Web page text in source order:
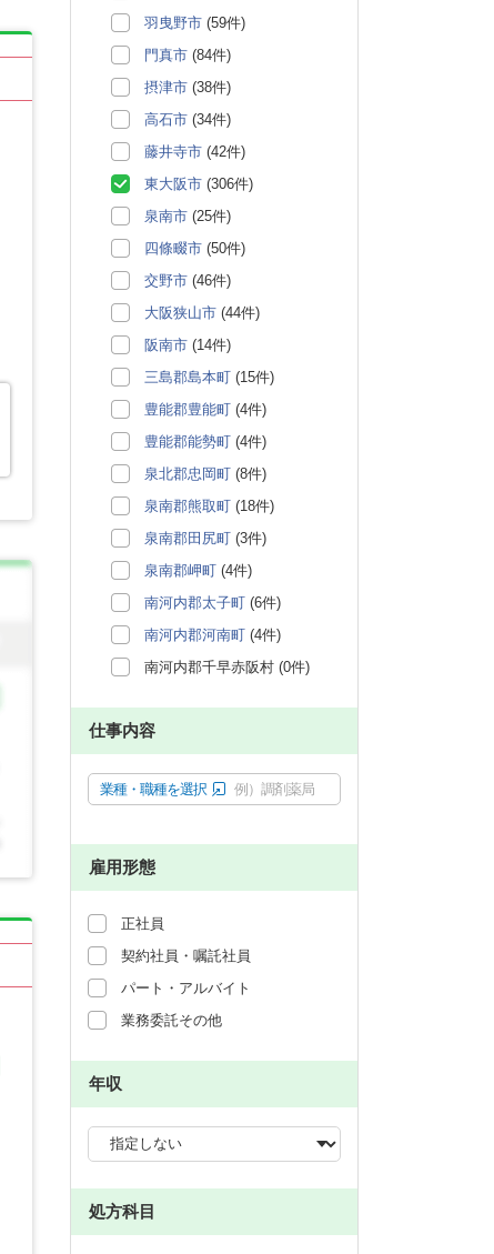
羽曳野市 (59件)
門真市 (84件)
摂津市 (38件)
高石市 (34件)
藤井寺市 (42件)
東大阪市 (306件)
泉南市 (25件)
四條畷市 (50件)
交野市 (46件)
大阪狭山市 (44件)
阪南市 (14件)
三島郡島本町 (15件)
豊能郡豊能町 (4件)
豊能郡能勢町 (4件)
泉北郡忠岡町 (8件)
泉南郡熊取町 (18件)
泉南郡田尻町 (3件)
泉南郡岬町 (4件)
南河内郡太子町 (6件)
南河内郡河南町 (4件)
南河内郡千早赤阪村 (0件)
仕事内容
業種・職種を選択 例）調剤薬局
雇用形態
正社員
契約社員・嘱託社員
パート・アルバイト
業務委託その他
年収
処方科目